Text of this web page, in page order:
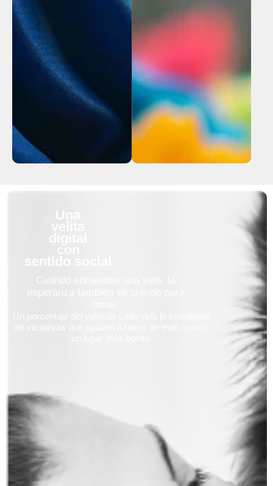
sentido social
Cuando enciendes una vela, la
esperanza también se prende para